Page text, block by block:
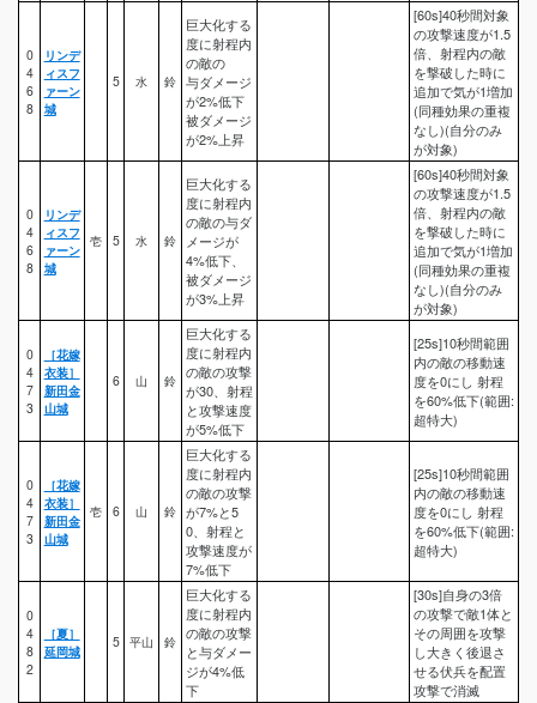
0
4
6
8
リンデ
ィスフ
ァーン
城
5 水 鈴
巨大化する
度に射程内
の敵の
与ダメージ
が2%低下
被ダメージ
が2%上昇
[60s]40秒間対象
の攻撃速度が1.5
倍、射程内の敵
を撃破した時に
追加で気が1増加
(同種効果の重複
なし)(自分のみ
が対象)
0
4
6
8
リンデ
ィスフ
ァーン
城
壱 5 水 鈴
巨大化する
度に射程内
の敵の与ダ
メージが
4%低下、
被ダメージ
が3%上昇
[60s]40秒間対象
の攻撃速度が1.5
倍、射程内の敵
を撃破した時に
追加で気が1増加
(同種効果の重複
なし)(自分のみ
が対象)
0
4
7
3
［花嫁
衣装］
新田金
山城
6 山 鈴
巨大化する
度に射程内
の敵の攻撃
が30、射程
と攻撃速度
が5%低下
[25s]10秒間範囲
内の敵の移動速
度を0にし 射程
を60%低下(範囲:
超特大)
0
4
7
3
［花嫁
衣装］
新田金
山城
壱 6 山 鈴
巨大化する
度に射程内
の敵の攻撃
が7%と5
0、射程と
攻撃速度が
7%低下
[25s]10秒間範囲
内の敵の移動速
度を0にし 射程
を60%低下(範囲:
超特大)
0
4
8
2
［夏］
延岡城
5 平山 鈴
巨大化する
度に射程内
の敵の攻撃
と与ダメー
ジが4%低
下
[30s]自身の3倍
の攻撃で敵1体と
その周囲を攻撃
し大きく後退さ
せる伏兵を配置
攻撃で消滅